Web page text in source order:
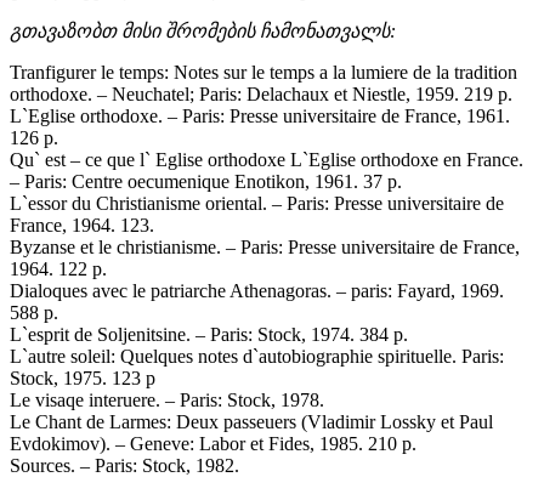
გთავაზობთ მისი შრომების ჩამონათვალს:
Tranfigurer le temps: Notes sur le temps a la lumiere de la tradition
orthodoxe. – Neuchatel; Paris: Delachaux et Niestle, 1959. 219 p.
L`Eglise orthodoxe. – Paris: Presse universitaire de France, 1961.
126 p.
Qu` est – ce que l` Eglise orthodoxe L`Eglise orthodoxe en France.
– Paris: Centre oecumenique Enotikon, 1961. 37 p.
L`essor du Christianisme oriental. – Paris: Presse universitaire de
France, 1964. 123.
Byzanse et le christianisme. – Paris: Presse universitaire de France,
1964. 122 p.
Dialoques avec le patriarche Athenagoras. – paris: Fayard, 1969.
588 p.
L`esprit de Soljenitsine. – Paris: Stock, 1974. 384 p.
L`autre soleil: Quelques notes d`autobiographie spirituelle. Paris:
Stock, 1975. 123 p
Le visaqe interuere. – Paris: Stock, 1978.
Le Chant de Larmes: Deux passeuers (Vladimir Lossky et Paul
Evdokimov). – Geneve: Labor et Fides, 1985. 210 p.
Sources. – Paris: Stock, 1982.